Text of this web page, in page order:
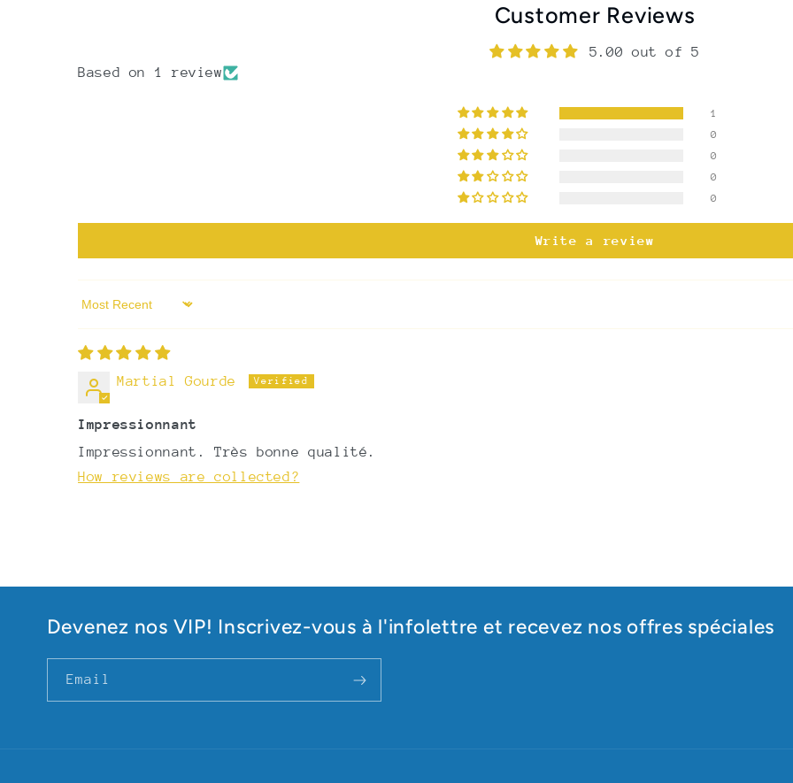
Customer Reviews
5.00 out of 5
Based on 1 review
1
0
0
0
0
Write a review
Sort by
Martial Gourde
Impressionnant
Impressionnant. Très bonne qualité.
How reviews are collected?
Devenez nos VIP! Inscrivez-vous à l'infolettre et recevez nos offres spéciales
Email